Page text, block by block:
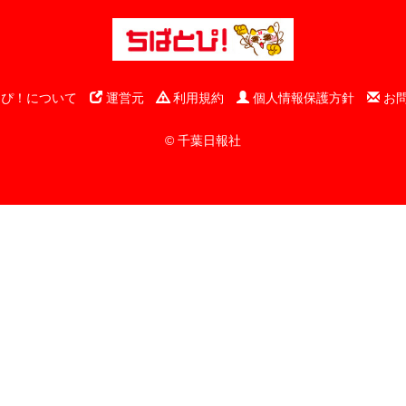
！について 運営元 利用規約 個人情報保護方針 お
© 千葉日報社